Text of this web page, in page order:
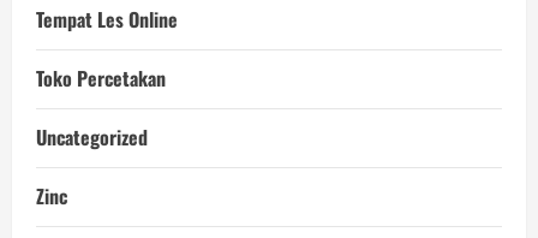
Tempat Les Online
Toko Percetakan
Uncategorized
Zinc